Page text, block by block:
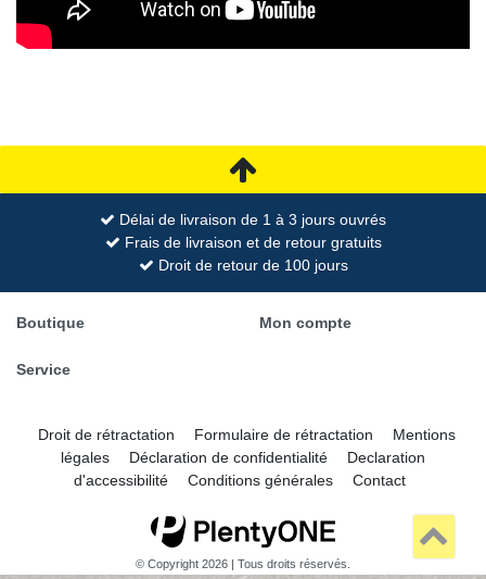
Délai de livraison de 1 à 3 jours ouvrés
Frais de livraison et de retour gratuits
Droit de retour de 100 jours
Boutique Mon compte
Service
Droit de rétractation Formulaire de rétractation
Mentions
légales
Déclaration de confidentialité
Declaration
d'accessibilité
Conditions générales Contact
© Copyright 2026 | Tous droits réservés.